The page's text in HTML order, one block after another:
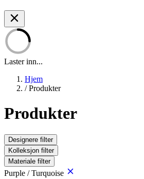
Laster inn...
Hjem
/ Produkter
Produkter
Designere filter
Kolleksjon filter
Materiale filter
Purple / Turquoise